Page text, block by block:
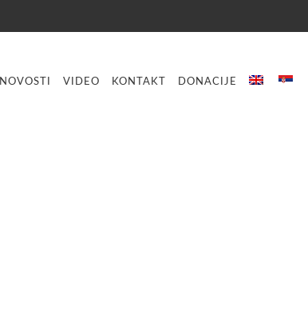
NOVOSTI VIDEO KONTAKT DONACIJE